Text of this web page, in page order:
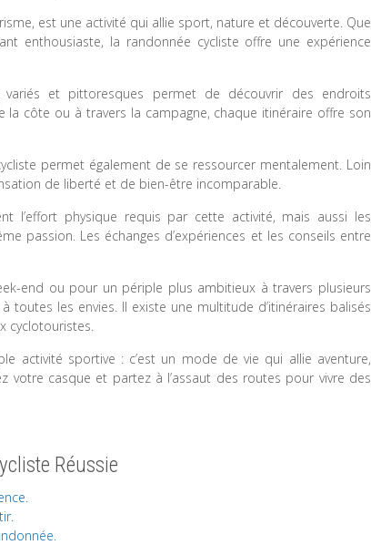
est une activité qui allie sport, nature et découverte. Que
enthousiaste, la randonnée cycliste offre une expérience
et pittoresques permet de découvrir des endroits
côte ou à travers la campagne, chaque itinéraire offre son
permet également de se ressourcer mentalement. Loin
de liberté et de bien-être incomparable.
l’effort physique requis par cette activité, mais aussi les
passion. Les échanges d’expériences et les conseils entre
end ou pour un périple plus ambitieux à travers plusieurs
toutes les envies. Il existe une multitude d’itinéraires balisés
cyclotouristes.
activité sportive : c’est un mode de vie qui allie aventure,
votre casque et partez à l’assaut des routes pour vivre des
Réussie